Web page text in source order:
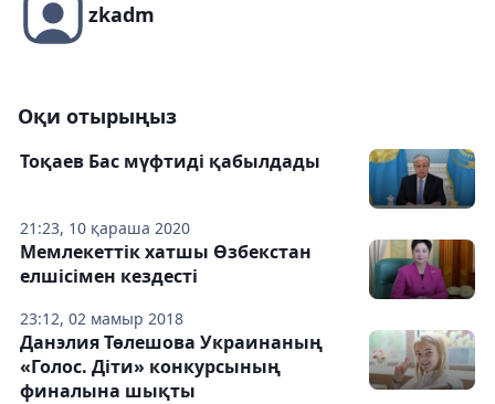
zkadm
Оқи отырыңыз
21:23, 10 қараша 2020
Тоқаев Бас мүфтиді қабылдады
23:12, 02 мамыр 2018
Мемлекеттік хатшы Өзбекстан
елшісімен кездесті
Данэлия Төлешова Украинаның
«Голос. Дiти» конкурсының
финалына шықты